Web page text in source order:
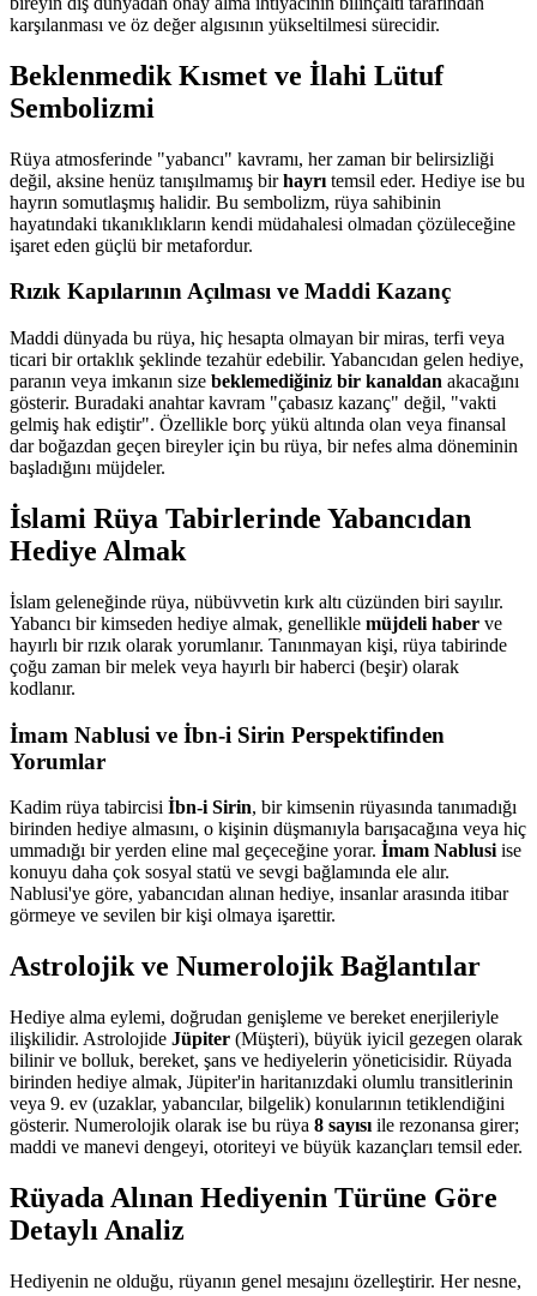
karşılanması ve öz değer algısının yükseltilmesi sürecidir.
Beklenmedik Kısmet ve İlahi Lütuf
Sembolizmi
Rüya atmosferinde "yabancı" kavramı, her zaman bir belirsizliği
değil, aksine henüz tanışılmamış birhayrı temsil eder. Hediye ise bu
hayrın somutlaşmış halidir. Bu sembolizm, rüya sahibinin
hayatındaki tıkanıklıkların kendi müdahalesi olmadan çözüleceğine
işaret eden güçlü bir metafordur.
Rızık Kapılarının Açılması ve Maddi Kazanç
Maddi dünyada bu rüya, hiç hesapta olmayan bir miras, terfi veya
ticari bir ortaklık şeklinde tezahür edebilir. Yabancıdan gelen hediye,
paranın veya imkanın size beklemediğiniz bir kanaldan akacağını
gösterir. Buradaki anahtar kavram "çabasız kazanç" değil, "vakti
gelmiş hak ediştir". Özellikle borç yükü altında olan veya finansal
dar boğazdan geçen bireyler için bu rüya, bir nefes alma döneminin
başladığını müjdeler.
İslami Rüya Tabirlerinde Yabancıdan
Hediye Almak
İslam geleneğinde rüya, nübüvvetin kırk altı cüzünden biri sayılır.
Yabancı bir kimseden hediye almak, genellikle müjdeli haber ve
hayırlı bir rızık olarak yorumlanır. Tanınmayan kişi, rüya tabirinde
çoğu zaman bir melek veya hayırlı bir haberci (beşir) olarak
kodlanır.
İmam Nablusi ve İbn-i Sirin Perspektifinden
Yorumlar
Kadim rüya tabircisi İbn-i Sirin, bir kimsenin rüyasında tanımadığı
birinden hediye almasını, o kişinin düşmanıyla barışacağına veya hiç
ummadığı bir yerden eline mal geçeceğine yorar. İmam Nablusi ise
konuyu daha çok sosyal statü ve sevgi bağlamında ele alır.
Nablusi'ye göre, yabancıdan alınan hediye, insanlar arasında itibar
görmeye ve sevilen bir kişi olmaya işarettir.
Astrolojik ve Numerolojik Bağlantılar
Hediye alma eylemi, doğrudan genişleme ve bereket enerjileriyle
ilişkilidir. Astrolojide Jüpiter (Müşteri), büyük iyicil gezegen olarak
bilinir ve bolluk, bereket, şans ve hediyelerin yöneticisidir. Rüyada
birinden hediye almak, Jüpiter'in haritanızdaki olumlu transitlerinin
veya 9. ev (uzaklar, yabancılar, bilgelik) konularının tetiklendiğini
gösterir. Numerolojik olarak ise bu rüya 8 sayısı ile rezonansa girer;
maddi ve manevi dengeyi, otoriteyi ve büyük kazançları temsil eder.
Rüyada Alınan Hediyenin Türüne Göre
Detaylı Analiz
Hediyenin ne olduğu, rüyanın genel mesajını özelleştirir. Her nesne,